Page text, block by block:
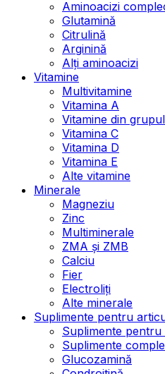
Aminoacizi
Glutamină
Citrulină
Arginină
Alți aminoacizi
Vitamine
Multivitamine
Vitamina A
Vitamine din
Vitamina C
Vitamina D
Vitamina E
Alte vitamine
Minerale
Magneziu
Zinc
Multiminerale
ZMA și ZMB
Calciu
Fier
Electroliți
Alte minerale
Suplimente pentru
Suplimente
Suplimente
Glucozamină